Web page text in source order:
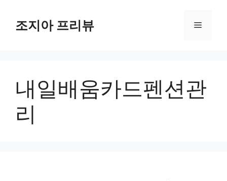
조지아 프리뷰 메
내일배움카드펜션관
리